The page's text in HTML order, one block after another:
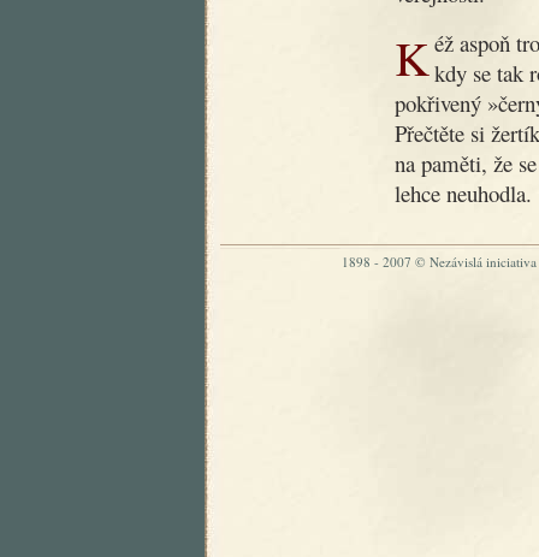
Kéž aspoň trochu přispějí k nápravě obecného vkusu v době,kdy se tak
pokřivený
Přečtěte si
na paměti, že
lehce neuhodla.
1898 - 2007 © Nezávislá